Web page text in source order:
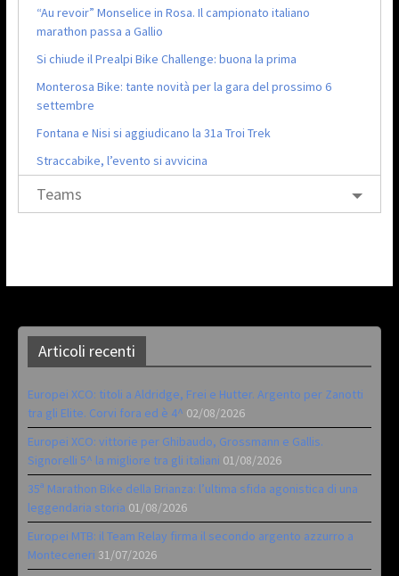
“Au revoir” Monselice in Rosa. Il campionato italiano
marathon passa a Gallio
Si chiude il Prealpi Bike Challenge: buona la prima
Monterosa Bike: tante novità per la gara del prossimo 6
settembre
Fontana e Nisi si aggiudicano la 31a Troi Trek
Straccabike, l’evento si avvicina
Teams
Articoli recenti
Europei XCO: titoli a Aldridge, Frei e Hutter. Argento per Zanotti
tra gli Elite. Corvi fora ed è 4^ 02/08/2026
Europei XCO: vittorie per Ghibaudo, Grossmann e Gallis.
Signorelli 5^ la migliore tra gli italiani 01/08/2026
35ª Marathon Bike della Brianza: l’ultima sfida agonistica di una
leggendaria storia 01/08/2026
Europei MTB: il Team Relay firma il secondo argento azzurro a
Monteceneri 31/07/2026